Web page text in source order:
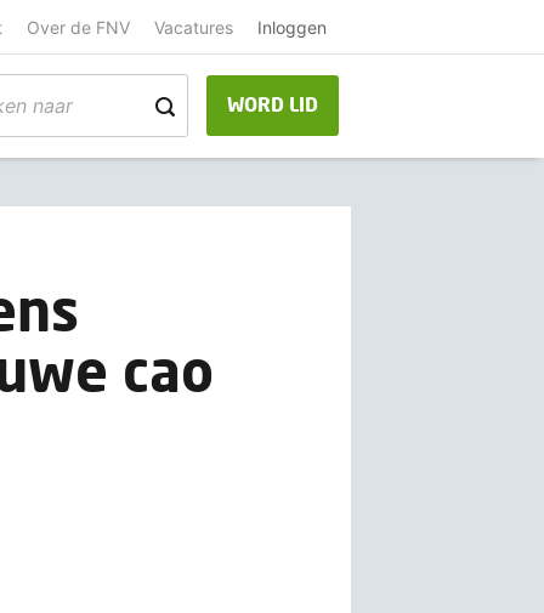
Over de FNV Vacatures Inloggen
WORD LID
cao